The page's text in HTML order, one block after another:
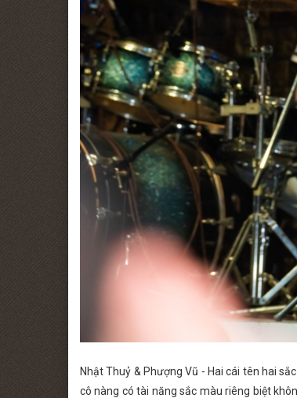
Nhật Thuỷ & Phượng Vũ - Hai cái tên hai
cô nàng có tài năng sắc màu riêng biệt